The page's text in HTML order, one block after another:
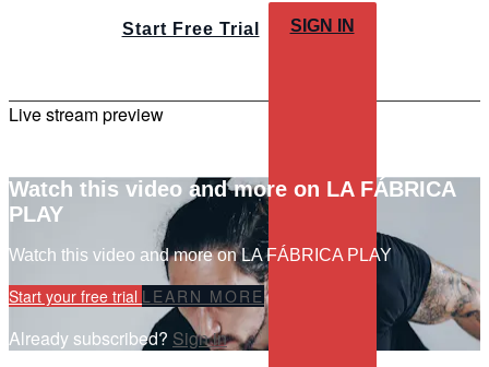
Start Free Trial SIGN IN
Live stream preview
Watch this video and more on LA FÁBRICA
PLAY
Watch this video and more on LA FÁBRICA PLAY
Start your free trial LEARN MORE
Already subscribed? Sign in